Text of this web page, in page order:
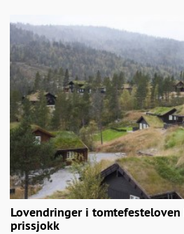
Lovendringer i
prissjokk